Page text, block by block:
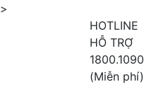
>
HOTLINE
HỖ TRỢ
1800.1090
(Miễn phí)